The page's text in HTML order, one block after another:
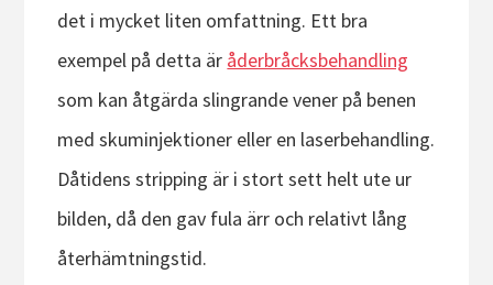
det i mycket liten omfattning. Ett bra
exempel på detta är åderbråcksbehandling
som kan åtgärda slingrande vener på benen
med skuminjektioner eller en laserbehandling.
Dåtidens stripping är i stort sett helt ute ur
bilden, då den gav fula ärr och relativt lång
återhämtningstid.